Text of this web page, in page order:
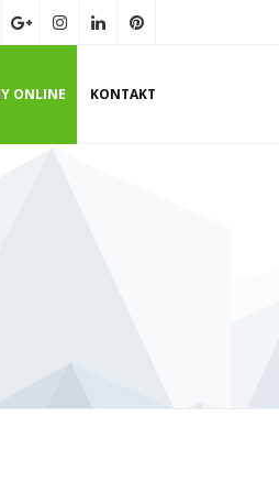
ONLINE KONTAKT